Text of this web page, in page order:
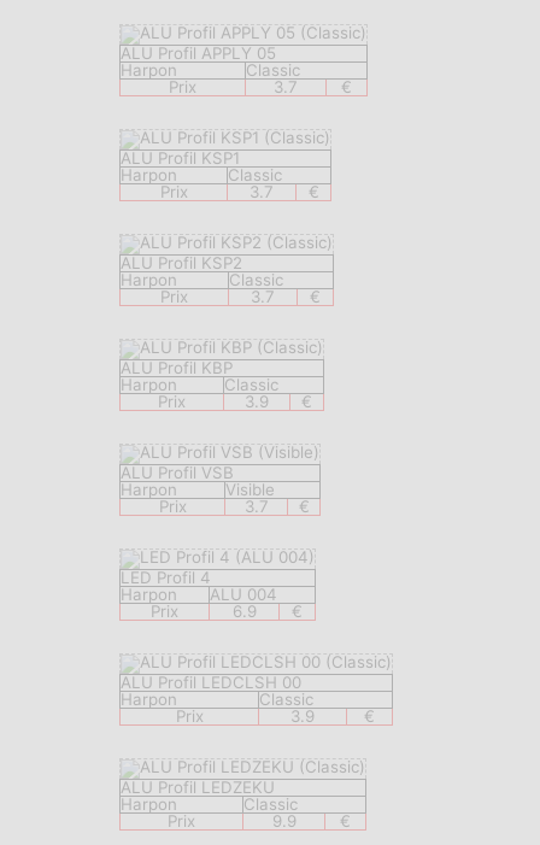
ALU Profil APPLY 05
Harpon
Classic
Prix
3.7 €
ALU Profil KSP1
Harpon
Classic
Prix
3.7 €
ALU Profil KSP2
Harpon
Classic
Prix
3.7 €
ALU Profil KBP
Harpon
Classic
Prix
3.9 €
ALU Profil VSB
Harpon
Visible
Prix
3.7 €
LED Profil 4
Harpon
ALU 004
Prix
6.9 €
ALU Profil LEDCLSH 00
Harpon
Classic
Prix
3.9 €
ALU Profil LEDZEKU
Harpon
Classic
Prix
9.9 €